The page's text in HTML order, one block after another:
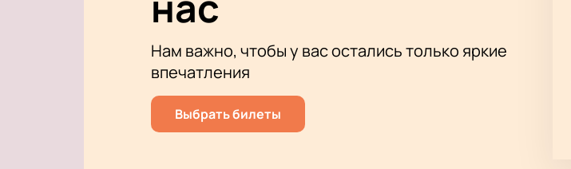
Нам важно, чтобы у вас остались только яркие
впечатления
Выбрать билеты